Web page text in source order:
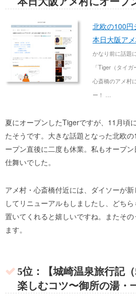
北欧の100円
本日大阪ア
かなり前に話題
「Tiger（タイ
心斎橋のアメ村
ー！ …
夏にオープンしたTigerですが、11月頃
たそうです。大きな話題となった北欧
ープン直後に二度も休業。私もオープ
仕舞いでした。
アメ村・心斎橋付近には、ダイソーが
してリニューアルもしましたし、どち
置いてくれると嬉しいですね。またそ
ます。
5位：【城崎温泉旅行記
楽しむコツ〜御所の湯・